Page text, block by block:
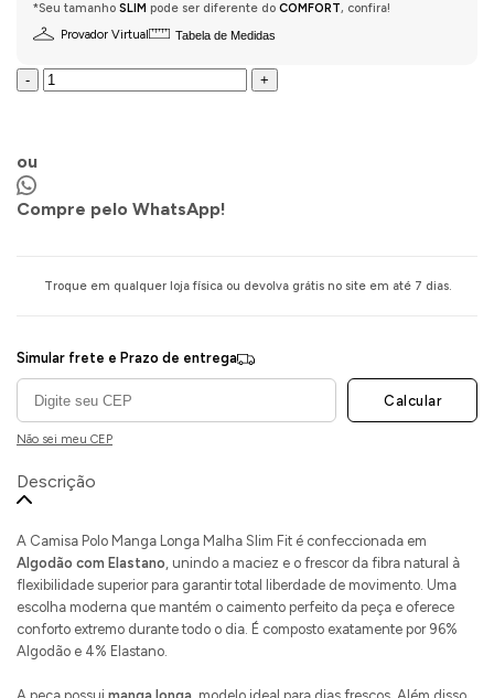
*Seu tamanho SLIM pode ser diferente do COMFORT, confira!
Provador Virtual
Tabela de Medidas
- +
ou
Compre pelo WhatsApp!
Troque em qualquer loja física ou devolva grátis no site em até 7 dias.
Simular frete e Prazo de entrega
Calcular
Não sei meu CEP
Descrição
A Camisa Polo Manga Longa Malha Slim Fit é confeccionada em
Algodão com Elastano, unindo a maciez e o frescor da fibra natural à
flexibilidade superior para garantir total liberdade de movimento. Uma
escolha moderna que mantém o caimento perfeito da peça e oferece
conforto extremo durante todo o dia. É composto exatamente por 96%
Algodão e 4% Elastano.